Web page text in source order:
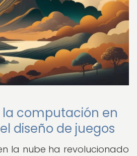
la computación en
diseño de juegos
la nube ha revolucionado